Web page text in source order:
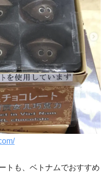
トも、ベトナムでおすすめ